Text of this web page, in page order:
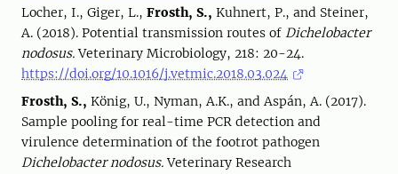
Locher, I., Giger, L., Frosth, S., Kuhnert, P., and Steiner,
A. (2018). Potential transmission routes of Dichelobacter
nodosus.Veterinary Microbiology, 218: 20-24.
https://doi.org/10.1016/j.vetmic.2018.03.024
Frosth, S., König, U., Nyman, A.K., and Aspán, A. (2017).
Sample pooling for real-time PCR detection and
virulence determination of the footrot pathogen
Dichelobacter nodosus.Veterinary Research